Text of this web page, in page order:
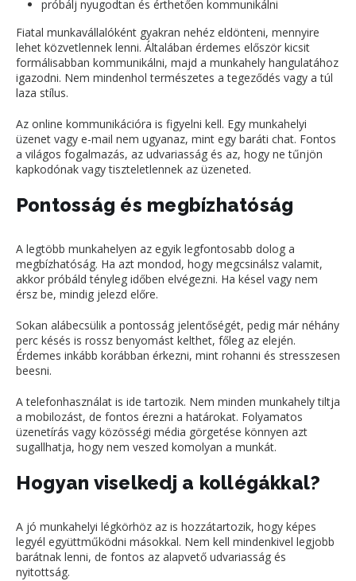
próbálj nyugodtan és érthetően kommunikálni
Fiatal munkavállalóként gyakran nehéz eldönteni, mennyire
lehet közvetlennek lenni. Általában érdemes először kicsit
formálisabban kommunikálni, majd a munkahely hangulatához
igazodni. Nem mindenhol természetes a tegeződés vagy a túl
laza stílus.
Az online kommunikációra is figyelni kell. Egy munkahelyi
üzenet vagy e-mail nem ugyanaz, mint egy baráti chat. Fontos
a világos fogalmazás, az udvariasság és az, hogy ne tűnjön
kapkodónak vagy tiszteletlennek az üzeneted.
Pontosság és megbízhatóság
A legtöbb munkahelyen az egyik legfontosabb dolog a
megbízhatóság. Ha azt mondod, hogy megcsinálsz valamit,
akkor próbáld tényleg időben elvégezni. Ha késel vagy nem
érsz be, mindig jelezd előre.
Sokan alábecsülik a pontosság jelentőségét, pedig már néhány
perc késés is rossz benyomást kelthet, főleg az elején.
Érdemes inkább korábban érkezni, mint rohanni és stresszesen
beesni.
A telefonhasználat is ide tartozik. Nem minden munkahely tiltja
a mobilozást, de fontos érezni a határokat. Folyamatos
üzenetírás vagy közösségi média görgetése könnyen azt
sugallhatja, hogy nem veszed komolyan a munkát.
Hogyan viselkedj a kollégákkal?
A jó munkahelyi légkörhöz az is hozzátartozik, hogy képes
legyél együttműködni másokkal. Nem kell mindenkivel legjobb
barátnak lenni, de fontos az alapvető udvariasság és
nyitottság.